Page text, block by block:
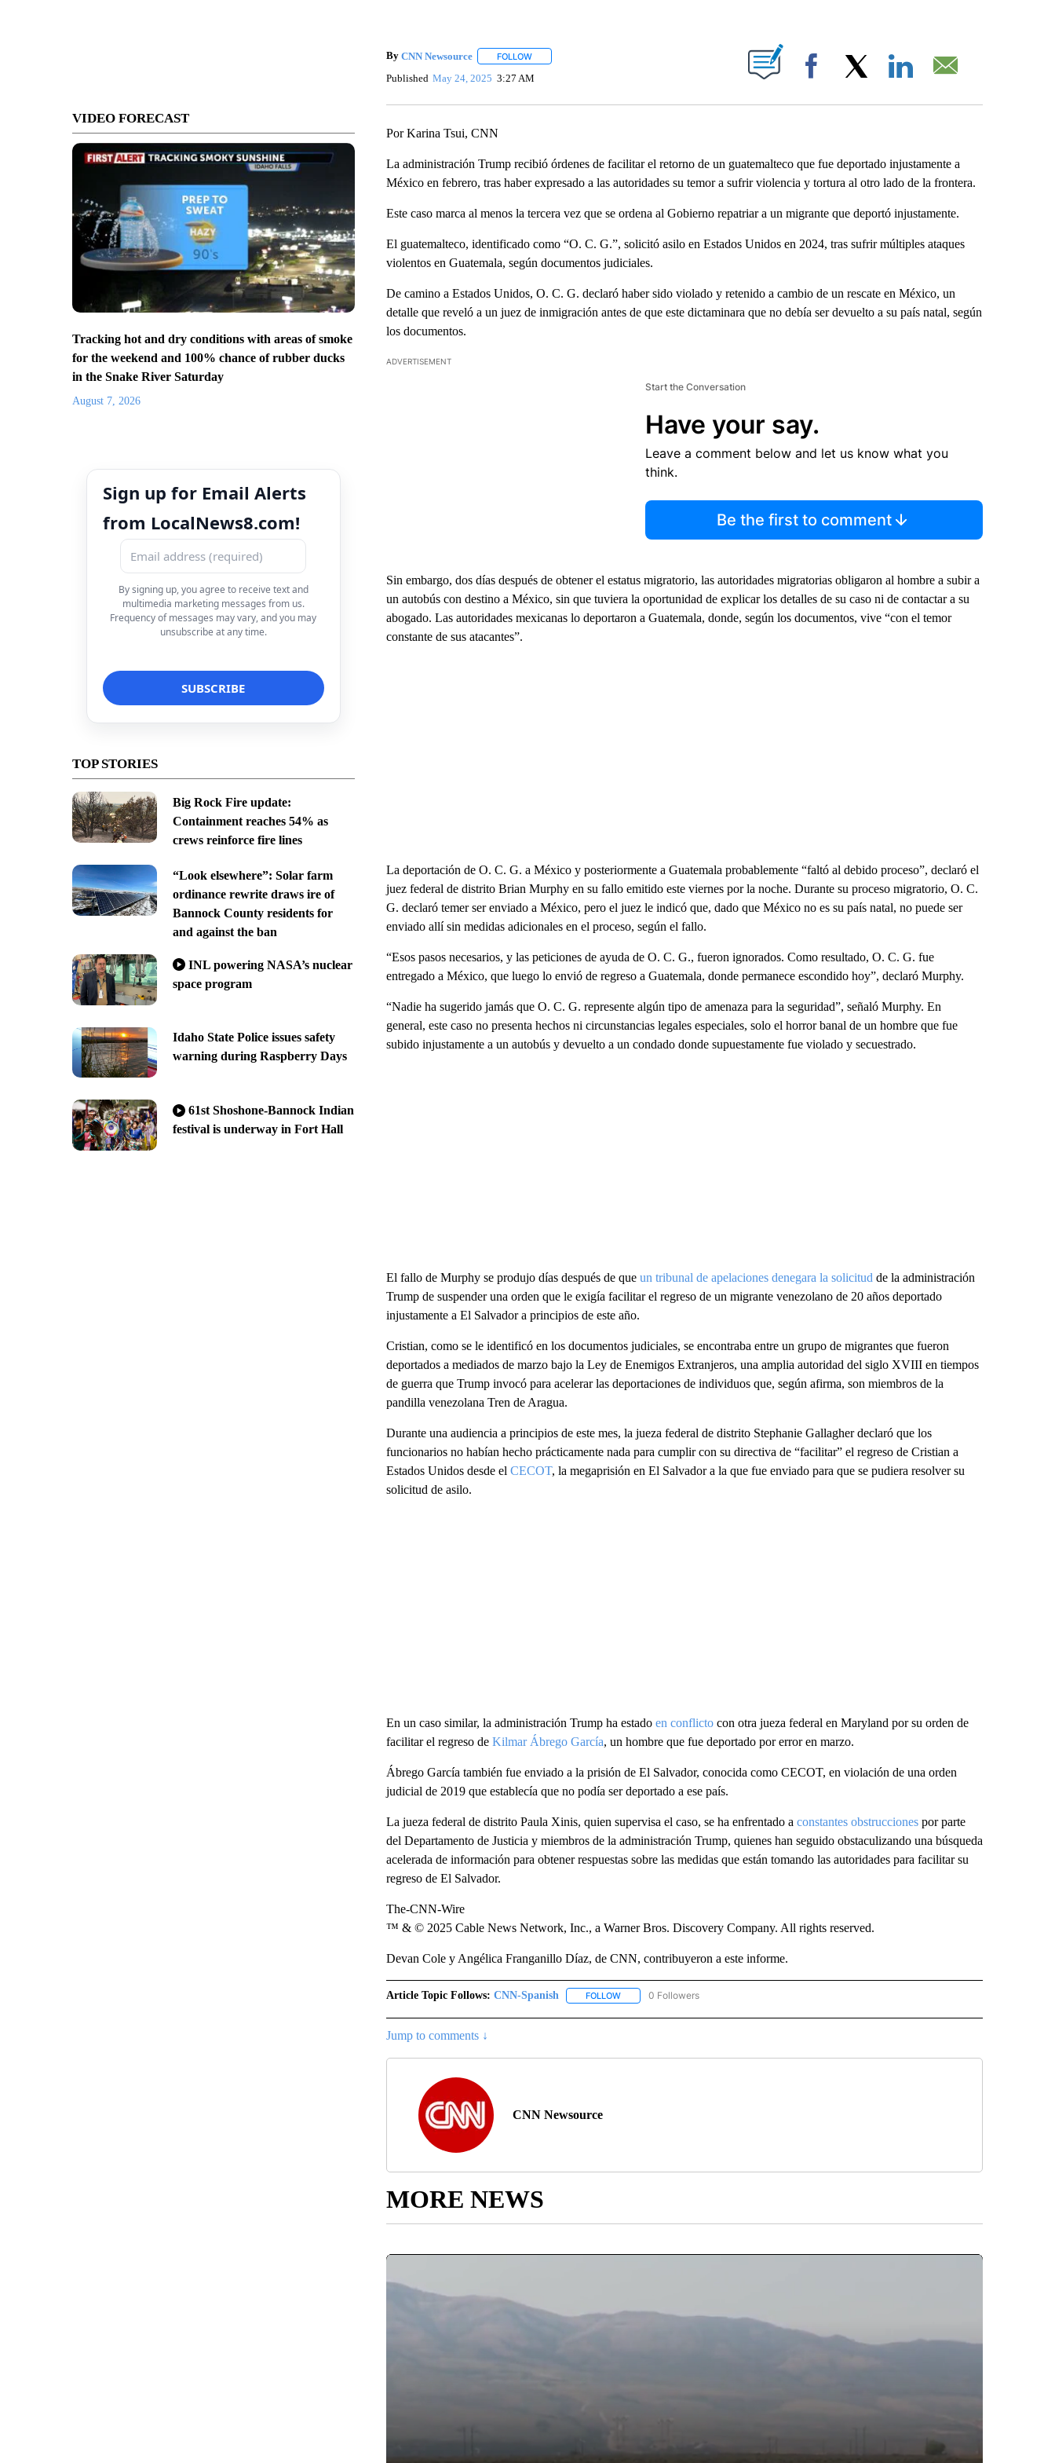
VIDEO FORECAST
Tracking hot and dry conditions with areas of smoke
for the weekend and 100% chance of rubber ducks
in the Snake River Saturday
August 7, 2026
Sign up for Email Alerts
from LocalNews8.com!
By signing up, you agree to receive text and
multimedia marketing messages from us.
Frequency of messages may vary, and you may
unsubscribe at any time.
TOP STORIES
Big Rock Fire update:
Containment reaches 54% as
crews reinforce fire lines
“Look elsewhere”: Solar farm
ordinance rewrite draws ire of
Bannock County residents for
and against the ban
INL powering NASA’s nuclear
space program
Idaho State Police issues safety
warning during Raspberry Days
61st Shoshone-Bannock Indian
festival is underway in Fort Hall
By CNN Newsource FOLLOWFOLLOW "" TO RECEIVE NOTIFICATIONS ABOUT NEW PAGES ON "".
Published May 24, 2025 3:27 AM Facebook
Por Karina Tsui, CNN
La administración Trump recibió órdenes de facilitar el retorno de un guatemalteco que fue deportado injustamente a
México en febrero, tras haber expresado a las autoridades su temor a sufrir violencia y tortura al otro lado de la frontera.
Este caso marca al menos la tercera vez que se ordena al Gobierno repatriar a un migrante que deportó injustamente.
El guatemalteco, identificado como “O. C. G.”, solicitó asilo en Estados Unidos en 2024, tras sufrir múltiples ataques
violentos en Guatemala, según documentos judiciales.
De camino a Estados Unidos, O. C. G. declaró haber sido violado y retenido a cambio de un rescate en México, un
detalle que reveló a un juez de inmigración antes de que este dictaminara que no debía ser devuelto a su país natal, según
los documentos.
ADVERTISEMENT
Start the Conversation
Have your say.
Leave a comment below and let us know what you
think.
Be the first to comment
Sin embargo, dos días después de obtener el estatus migratorio, las autoridades migratorias obligaron al hombre a subir a
un autobús con destino a México, sin que tuviera la oportunidad de explicar los detalles de su caso ni de contactar a su
abogado. Las autoridades mexicanas lo deportaron a Guatemala, donde, según los documentos, vive “con el temor
constante de sus atacantes”.
La deportación de O. C. G. a México y posteriormente a Guatemala probablemente “faltó al debido proceso”, declaró el
juez federal de distrito Brian Murphy en su fallo emitido este viernes por la noche. Durante su proceso migratorio, O. C.
G. declaró temer ser enviado a México, pero el juez le indicó que, dado que México no es su país natal, no puede ser
enviado allí sin medidas adicionales en el proceso, según el fallo.
“Esos pasos necesarios, y las peticiones de ayuda de O. C. G., fueron ignorados. Como resultado, O. C. G. fue
entregado a México, que luego lo envió de regreso a Guatemala, donde permanece escondido hoy”, declaró Murphy.
“Nadie ha sugerido jamás que O. C. G. represente algún tipo de amenaza para la seguridad”, señaló Murphy. En
general, este caso no presenta hechos ni circunstancias legales especiales, solo el horror banal de un hombre que fue
subido injustamente a un autobús y devuelto a un condado donde supuestamente fue violado y secuestrado.
El fallo de Murphy se produjo días después de que un tribunal de apelaciones denegara la solicitud de la administración
Trump de suspender una orden que le exigía facilitar el regreso de un migrante venezolano de 20 años deportado
injustamente a El Salvador a principios de este año.
Cristian, como se le identificó en los documentos judiciales, se encontraba entre un grupo de migrantes que fueron
deportados a mediados de marzo bajo la Ley de Enemigos Extranjeros, una amplia autoridad del siglo XVIII en tiempos
de guerra que Trump invocó para acelerar las deportaciones de individuos que, según afirma, son miembros de la
pandilla venezolana Tren de Aragua.
Durante una audiencia a principios de este mes, la jueza federal de distrito Stephanie Gallagher declaró que los
funcionarios no habían hecho prácticamente nada para cumplir con su directiva de “facilitar” el regreso de Cristian a
Estados Unidos desde el CECOT, la megaprisión en El Salvador a la que fue enviado para que se pudiera resolver su
solicitud de asilo.
En un caso similar, la administración Trump ha estado en conflictocon otra jueza federal en Maryland por su orden de
facilitar el regreso de Kilmar Ábrego García, un hombre que fue deportado por error en marzo.
Ábrego García también fue enviado a la prisión de El Salvador, conocida como CECOT, en violación de una orden
judicial de 2019 que establecía que no podía ser deportado a ese país.
La jueza federal de distrito Paula Xinis, quien supervisa el caso, se ha enfrentado a constantes obstruccionespor parte
del Departamento de Justicia y miembros de la administración Trump, quienes han seguido obstaculizando una búsqueda
acelerada de información para obtener respuestas sobre las medidas que están tomando las autoridades para facilitar su
regreso de El Salvador.
The-CNN-Wire
™ & © 2025 Cable News Network, Inc., a Warner Bros. Discovery Company. All rights reserved.
Devan Cole y Angélica Franganillo Díaz, de CNN, contribuyeron a este informe.
Article Topic Follows: CNN-Spanish FOLLOWFOLLOW "CNN-SPANISH" TO RECEIVE NOTIFICATIONS ABOUT NEW PAGES ON "CNN-SPANISH".
0 Followers
Jump to comments ↓
CNN Newsource
MORE NEWS